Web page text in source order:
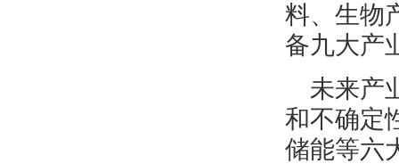
料、生物
备九大产
未来产
和不确定
储能等六